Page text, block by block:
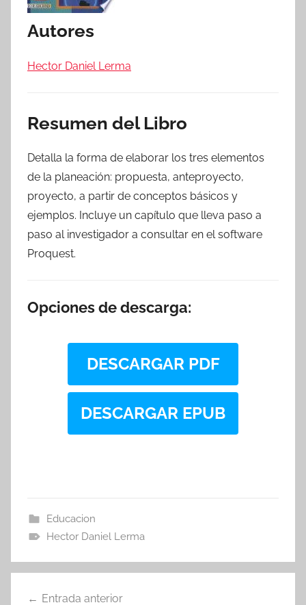
Autores
Hector Daniel Lerma
Resumen del Libro
Detalla la forma de elaborar los tres elementos
de la planeación: propuesta, anteproyecto,
proyecto, a partir de conceptos bási­cos y
ejemplos. Incluye un capítulo que lleva paso a
paso al inves­tigador a consultar en el software
Proquest.
Opciones de descarga:
DESCARGAR PDF
DESCARGAR EPUB
Educacion
Hector Daniel Lerma
Entrada anterior